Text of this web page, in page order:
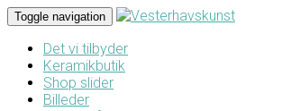
Toggle navigation
Det vi tilbyder
Keramikbutik
Shop slider
Billeder